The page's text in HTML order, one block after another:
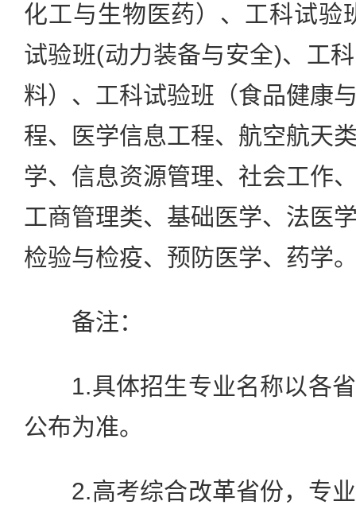
化工与生物医药）、工科试验
试验班(动力装备与安全)、工
料）、工科试验班（食品健康
程、医学信息工程、航空航天
学、信息资源管理、社会工作
工商管理类、基础医学、法医
检验与检疫、预防医学、药学
备注：
1.具体招生专业名称以各省
公布为准。
2.高考综合改革省份，专业